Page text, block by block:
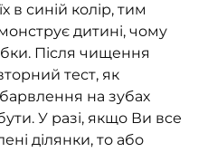
в синій колір, тим
дитині, чому
Після чищення
тест, як
на зубах
У разі, якщо Ви все
ділянки, то або